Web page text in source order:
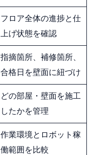
フロア全体の進捗と仕
上げ状態を確認
指摘箇所、補修箇所、
合格日を壁面に紐づけ
どの部屋・壁面を施工
したかを管理
作業環境とロボット稼
働範囲を比較